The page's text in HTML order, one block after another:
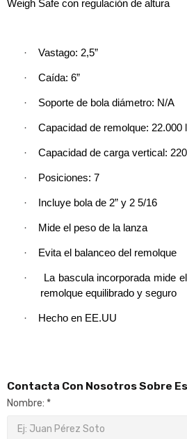
Weigh Safe con regulación de altura
· Vastago: 2,5”
· Caída: 6”
· Soporte de bola diámetro: N/A
· Capacidad de remolque: 22.000
· Capacidad de carga vertical:
· Posiciones: 7
· Incluye bola de 2” y 2 5/16
· Mide el peso de la lanza
· Evita el balanceo del remolque
·
La bascula incorporada mide
remolque equilibrado y seguro
· Hecho en EE.UU
Contacta Con Nosotros Sobre
Nombre: *